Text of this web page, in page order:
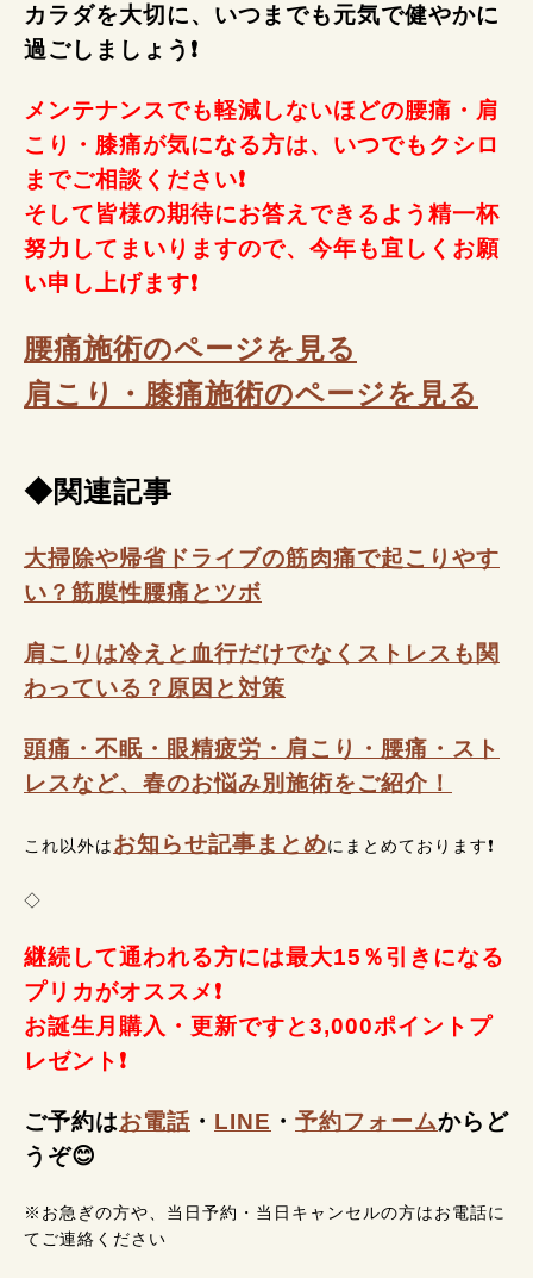
カラダを大切に、いつまでも元気で健やかに
過ごしましょう❗
メンテナンスでも軽減しないほどの腰痛・肩
こり・膝痛が気になる方は、いつでもクシロ
までご相談ください❗
そして皆様の期待にお答えできるよう精一杯
努力してまいりますので、今年も宜しくお願
い申し上げます❗
腰痛施術のページを見る
肩こり・膝痛施術のページを見る
◆関連記事
大掃除や帰省ドライブの筋肉痛で起こりやす
い？筋膜性腰痛とツボ
肩こりは冷えと血行だけでなくストレスも関
わっている？原因と対策
頭痛・不眠・眼精疲労・肩こり・腰痛・スト
レスなど、春のお悩み別施術をご紹介！
これ以外はお知らせ記事まとめにまとめております❗
◇
継続して通われる方には最大15％引きになる
プリカがオススメ❗
お誕生月購入・更新ですと3,000ポイントプ
レゼント❗
ご予約はお電話 ・ LINE ・ 予約フォームからど
うぞ😊
※お急ぎの方や、当日予約・当日キャンセルの方はお電話に
てご連絡ください